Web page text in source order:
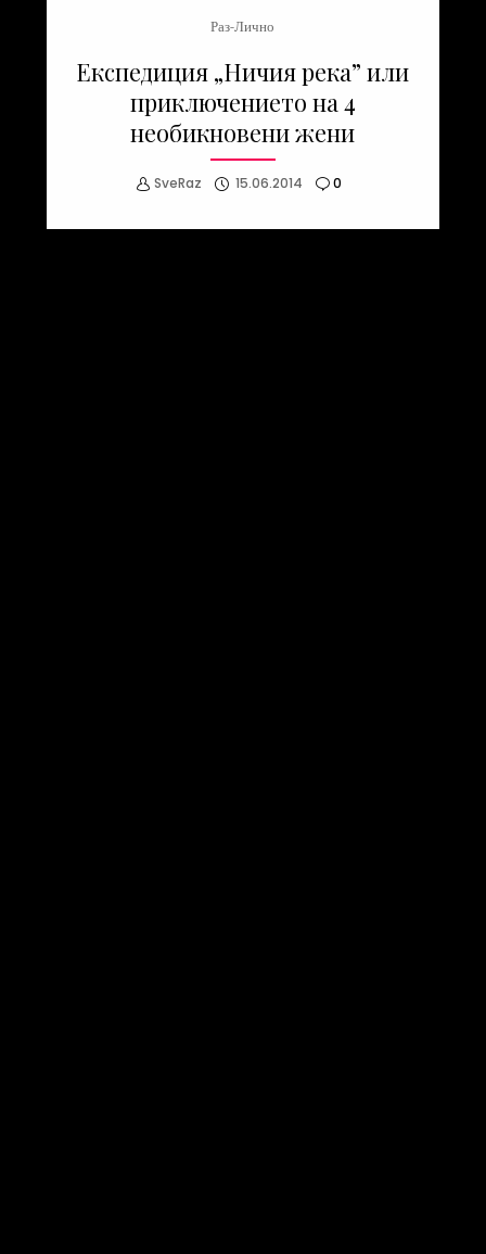
Раз-Лично
Експедиция „Ничия река” или
приключението на 4
необикновени жени
SveRaz 15.06.2014 0